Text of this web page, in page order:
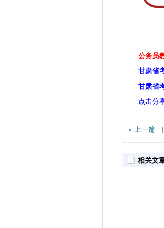
公务员
甘肃省
甘肃省
点击分
« 上一篇
相关文